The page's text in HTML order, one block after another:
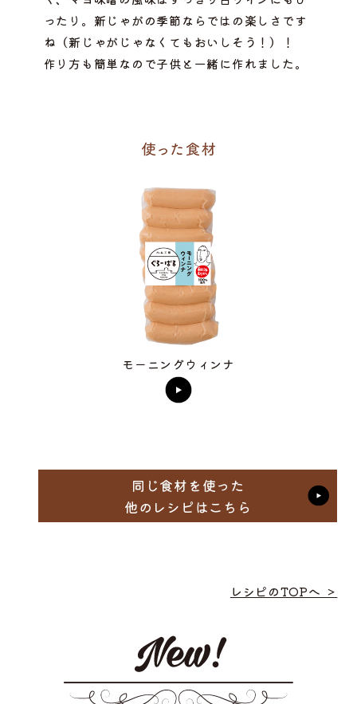
ったり。新じゃがの季節ならではの楽しさです
ね（新じゃがじゃなくてもおいしそう！）！
作り方も簡単なので子供と一緒に作れました。
モーニングウィンナ
同じ食材を使った
他のレシピはこちら
レシピのTOPへ ＞